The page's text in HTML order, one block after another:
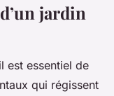
jardin
est essentiel de
qui régissent